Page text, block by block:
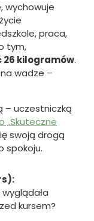
wychowuje
praca,
tym,
26 kilogramów.
wadze –
– uczestniczką
„Skuteczne
swoją drogą
spokoju.
kursem?